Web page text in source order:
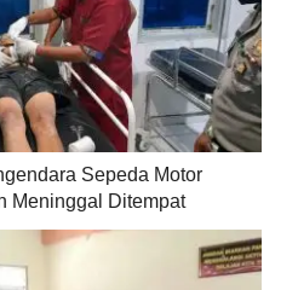
Sepeda Motor
Meninggal Ditempat